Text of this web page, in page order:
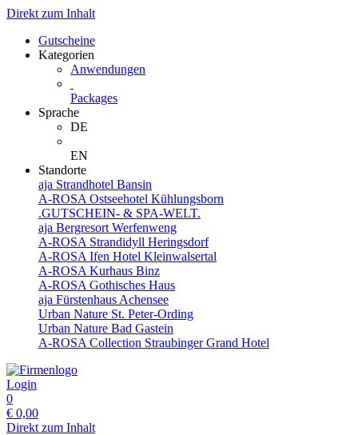
Direkt zum Inhalt
Gutscheine
Kategorien
Anwendungen
Packages
Sprache
DE
EN
Standorte
aja Strandhotel Bansin
A-ROSA Ostseehotel Kühlungsborn
.GUTSCHEIN- & SPA-WELT.
aja Bergresort Werfenweng
A-ROSA Strandidyll Heringsdorf
A-ROSA Ifen Hotel Kleinwalsertal
A-ROSA Kurhaus Binz
A-ROSA Gothisches Haus
aja Fürstenhaus Achensee
Urban Nature St. Peter-Ording
Urban Nature Bad Gastein
A-ROSA Collection Straubinger Grand Hotel
Login
0
€ 0,00
Direkt zum Inhalt